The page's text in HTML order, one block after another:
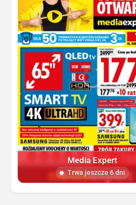
Media Expert
Trwa jeszcze 6 dni